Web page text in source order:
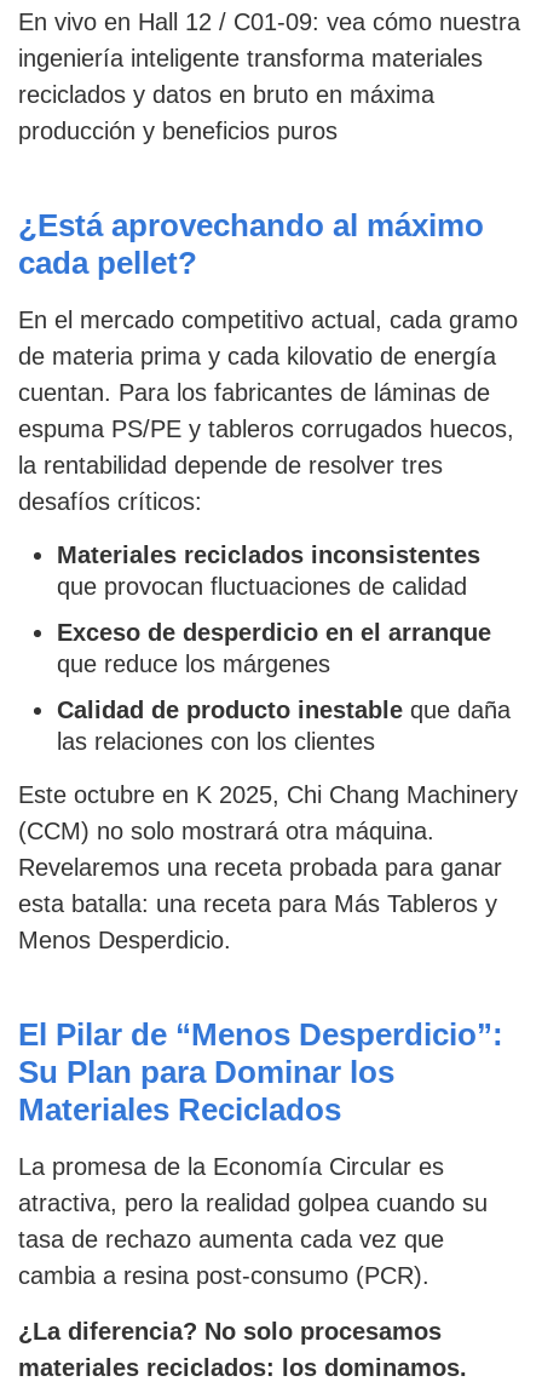
En vivo en Hall 12 / C01-09: vea cómo nuestra
ingeniería inteligente transforma materiales
reciclados y datos en bruto en máxima
producción y beneficios puros
¿Está aprovechando al máximo
cada pellet?
En el mercado competitivo actual, cada gramo
de materia prima y cada kilovatio de energía
cuentan. Para los fabricantes de láminas de
espuma PS/PE y tableros corrugados huecos,
la rentabilidad depende de resolver tres
desafíos críticos:
Materiales reciclados inconsistentes
que provocan fluctuaciones de calidad
Exceso de desperdicio en el arranque
que reduce los márgenes
Calidad de producto inestable que daña
las relaciones con los clientes
Este octubre en K 2025, Chi Chang Machinery
(CCM) no solo mostrará otra máquina.
Revelaremos una receta probada para ganar
esta batalla: una receta para Más Tableros y
Menos Desperdicio.
El Pilar de “Menos Desperdicio”:
Su Plan para Dominar los
Materiales Reciclados
La promesa de la Economía Circular es
atractiva, pero la realidad golpea cuando su
tasa de rechazo aumenta cada vez que
cambia a resina post-consumo (PCR).
¿La diferencia? No solo procesamos
materiales reciclados: los dominamos.